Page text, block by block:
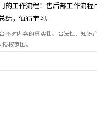
的工作流程！售后部工作流
，值得学习。
不对内容的真实性、合法性、知
权范围。